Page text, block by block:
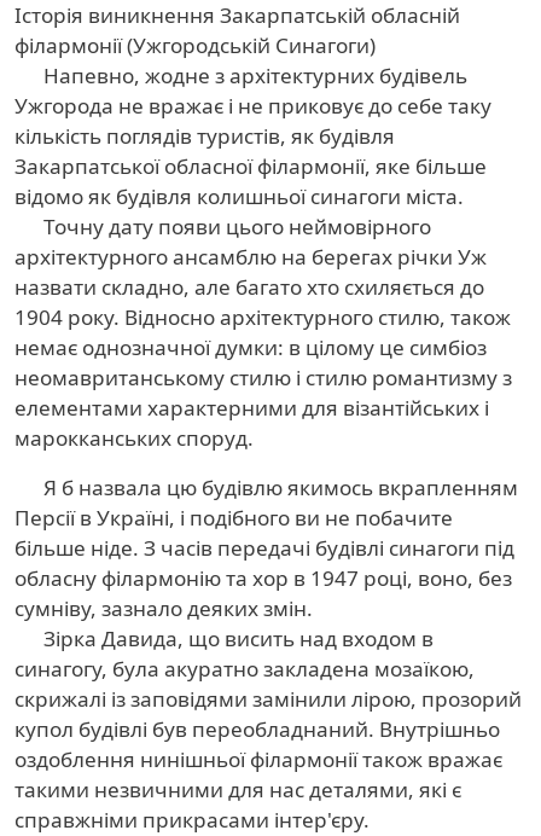
Історія виникнення Закарпатській обласній
філармонії (Ужгородській Синагоги)
Напевно, жодне з архітектурних будівель
Ужгорода не вражає і не приковує до себе таку
кількість поглядів туристів, як будівля
Закарпатської обласної філармонії, яке більше
відомо як будівля колишньої синагоги міста.
Точну дату появи цього неймовірного
архітектурного ансамблю на берегах річки Уж
назвати складно, але багато хто схиляється до
1904 року. Відносно архітектурного стилю, також
немає однозначної думки: в цілому це симбіоз
неомавританському стилю і стилю романтизму з
елементами характерними для візантійських і
марокканських споруд.
Я б назвала цю будівлю якимось вкрапленням
Персії в Україні, і подібного ви не побачите
більше ніде. З часів передачі будівлі синагоги під
обласну філармонію та хор в 1947 році, воно, без
сумніву, зазнало деяких змін.
Зірка Давида, що висить над входом в
синагогу, була акуратно закладена мозаїкою,
скрижалі із заповідями замінили лірою, прозорий
купол будівлі був переобладнаний. Внутрішньо
оздоблення нинішньої філармонії також вражає
такими незвичними для нас деталями, які є
справжніми прикрасами інтер'єру.